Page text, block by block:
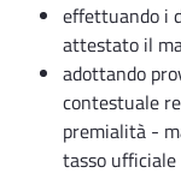
effettuando i
attestato il
adottando
contestuale
premialità -
tasso